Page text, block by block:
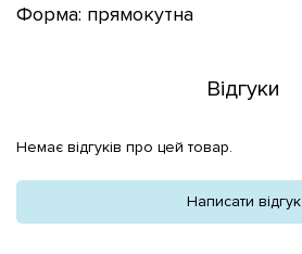
Форма: прямокутна
Відгуки
Немає відгуків про цей товар.
Написати відгук